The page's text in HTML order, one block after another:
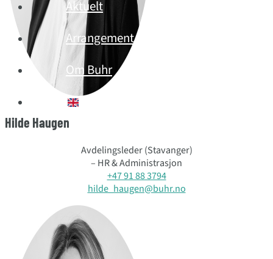
Aktuelt
Arrangement
Om Buhr
English (UK)
Hilde Haugen
Avdelingsleder (Stavanger)
– HR & Administrasjon
+47 91 88 3794
hilde_haugen@buhr.no